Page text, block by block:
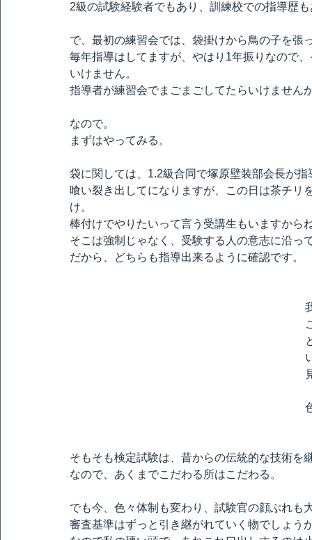
2級の試験経験者でもあり、訓練校での指導歴
で、最初の練習会では、袋掛けから鳥の子を張
毎年指導はしてますが、やはり1年振りなので
いけません。
指導者が練習会でまごまごしてたらいけません
なので。
まずはやってみる。
袋に関しては、1.2級合同で塚原壁装部会長が指
喰い裂き出してになりますが、この日は茶チリ
け。
棒付けでやりたいって言う受講生もいますから
そこは強制じゃなく、受験する人の意志に沿っ
だから、どちらも指導出来るように確認です。
そもそも検定試験は、昔からの伝統的な技術を
なので、あくまでこだわる所はこだわる。
でも今、色々体制も変わり、試験官の顔ぶれも
審査基準はずっと引き継がれていく物でしょう